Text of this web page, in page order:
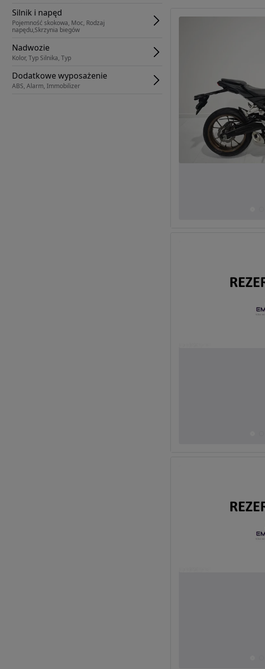
Silnik i napęd
Pojemność skokowa, Moc, Rodzaj
napędu,Skrzynia biegów
Nadwozie
Kolor, Typ Silnika, Typ
Dodatkowe wyposażenie
ABS, Alarm, Immobilizer